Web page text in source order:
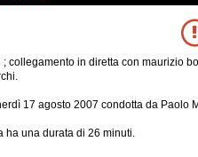
collegamento in diretta con maurizio
17 agosto 2007 condotta da Paolo
ha una durata di 26 minuti.